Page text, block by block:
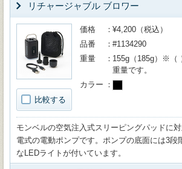
リチャージャブル ブロワー
比較する
価格
¥4,200（税込）
品番
#1134290
重量
155g（185g）※（
重量です。
カラー
モンベルの空気注入式スリーピングパッドに
電式の電動ポンプです。ポンプの底面には3段
なLEDライトが付いています。